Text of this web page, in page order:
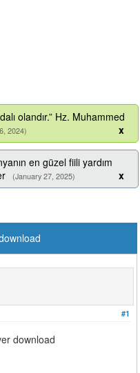
olandır.” Hz. Muhammed
2024) x
en güzel fiili yardım
(January 27, 2025) x
#1
download